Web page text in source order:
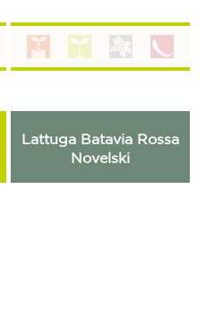
Lattuga Batavia Rossa
Novelski